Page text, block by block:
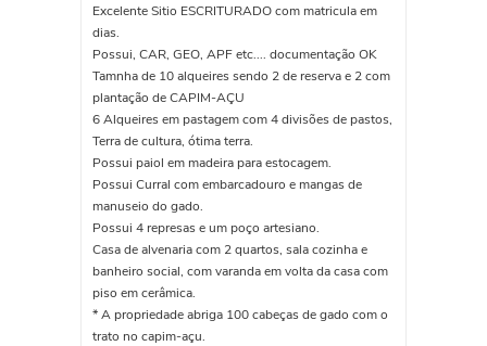
Excelente Sitio ESCRITURADO com matricula em
dias.
Possui, CAR, GEO, APF etc.... documentação OK
Tamnha de 10 alqueires sendo 2 de reserva e 2 com
plantação de CAPIM-AÇU
6 Alqueires em pastagem com 4 divisões de pastos,
Terra de cultura, ótima terra.
Possui paiol em madeira para estocagem.
Possui Curral com embarcadouro e mangas de
manuseio do gado.
Possui 4 represas e um poço artesiano.
Casa de alvenaria com 2 quartos, sala cozinha e
banheiro social, com varanda em volta da casa com
piso em cerâmica.
* A propriedade abriga 100 cabeças de gado com o
trato no capim-açu.